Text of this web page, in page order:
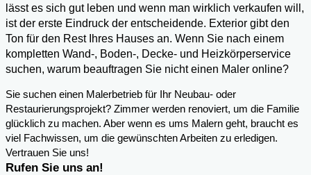
lässt es sich gut leben und wenn man wirklich verkaufen will,
ist der erste Eindruck der entscheidende. Exterior gibt den
Ton für den Rest Ihres Hauses an. Wenn Sie nach einem
kompletten Wand-, Boden-, Decke- und Heizkörperservice
suchen, warum beauftragen Sie nicht einen Maler online?
Sie suchen einen Malerbetrieb für Ihr Neubau- oder
Restaurierungsprojekt? Zimmer werden renoviert, um die Familie
glücklich zu machen. Aber wenn es ums Malern geht, braucht es
viel Fachwissen, um die gewünschten Arbeiten zu erledigen.
Vertrauen Sie uns!
Rufen Sie uns an!